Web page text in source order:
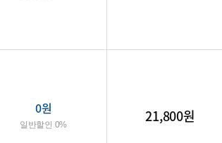
0원
일반할인 0% 21,800원